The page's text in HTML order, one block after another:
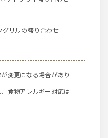
リルの盛り合わせ
変更になる場合があり
食物アレルギー対応は